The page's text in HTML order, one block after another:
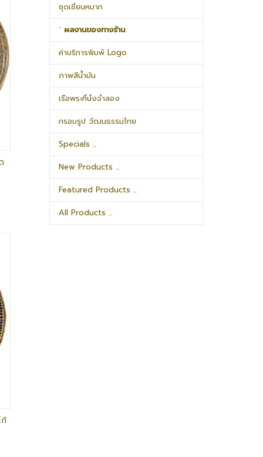
ชุดเชี่ยนหมาก
˹ ผลงานของทางร้าน
ค่าบริการพิมพ์ Logo
ภาพสีน้ำมัน
เรือพระที่นั่งจำลอง
กรอบรูป วัฒนธรรมไทย
Specials ...
New Products ...
Featured Products ...
All Products ...